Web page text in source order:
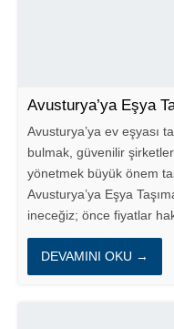
Avusturya’ya Eşya
Avusturya’ya ev eşyası
bulmak, güvenilir
yönetmek büyük önem
Avusturya’ya Eşya
ineceğiz; önce fiyatlar
DEVAMINI OKU →